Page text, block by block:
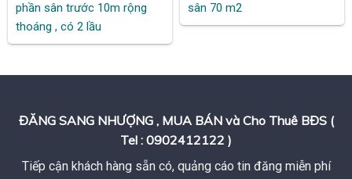
phần sân trước 10m rộng
thoáng , có 2 lầu
sân 70 m2
ĐĂNG SANG NHƯỢNG , MUA BÁN và Cho Thuê BĐS (
Tel : 0902412122 )
Tiếp cận khách hàng sẵn có, quảng cáo tin đăng miễn phí